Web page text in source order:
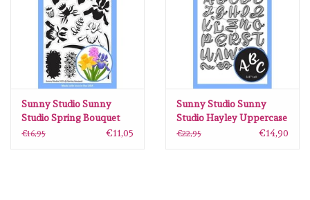
Stempelinkt
Stempelaccesoires
Papier (blokjes) &
Embellishments
Embellishment/bedeltjes
Sunny Studio Sunny
Studio Spring Bouquet
stamps
€16,95 €11,05
Sunny Studio Sunny
Studio Hayley Uppercase
Alphabet Dies SSDIE-330
€22,95 €14,90